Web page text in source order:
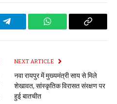
Telegram WhatsApp Copy
NEXT ARTICLE
नवा रायपुर में मुख्यमंत्री साय से मिले
शेखावत, सांस्कृतिक विरासत संरक्षण पर
हुई बातचीत